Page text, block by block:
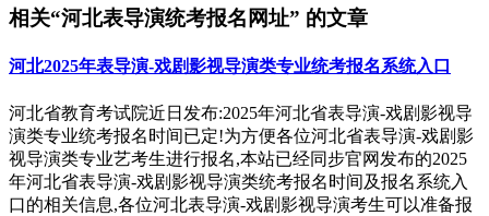
相关“河北表导演统考报名网址” 的文章
河北2025年表导演-戏剧影视导演类专业统考报名系统入口
河北省教育考试院近日发布:2025年河北省表导演-戏剧影视导
演类专业统考报名时间已定!为方便各位河北省表导演-戏剧影
视导演类专业艺考生进行报名,本站已经同步官网发布的2025
年河北省表导演-戏剧影视导演类统考报名时间及报名系统入
口的相关信息,各位河北表导演-戏剧影视导演考生可以准备报